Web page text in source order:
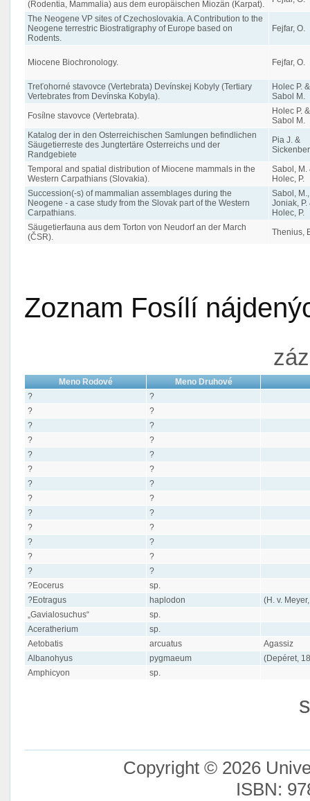
(Rodentia, Mammalia) aus dem europäischen Miozän (Karpat).
The Neogene VP sites of Czechoslovakia. A Contribution to the
Neogene terrestric Biostratigraphy of Europe based on
Rodents.
Fejfar, O.
Miocene Biochronology. Fejfar, O.
Treťohorné stavovce (Vertebrata) Devínskej Kobyly (Tertiary
Vertebrates from Devínska Kobyla).
Holec P. &
Sabol M.
Fosílne stavovce (Vertebrata).
Holec P. &
Sabol M.
Katalog der in den Osterreichischen Samlungen befindlichen
Säugetierreste des Jungtertäre Osterreichs und der
Randgebiete
Pia J. &
Temporal and spatial distribution of Miocene mammals in the
Western Carpathians (Slovakia).
Sabol, M.
Holec, P.
Succession(-s) of mammalian assemblages during the
Neogene - a case study from the Slovak part of the Western
Carpathians.
Sabol, M.,
Joniak, P.
Holec, P.
Säugetierfauna aus dem Torton von Neudorf an der March
(ČSR).
Thenius,
Zoznam Fosílí
Meno Rodové
Meno Druhové
?
?
?
?
?
?
?
?
?
?
?
?
?
?
?
?
?
?
?
?
?
?
?
?
?
?
?Eocerus
sp.
?Eotragus
haplodon
(H. v.
„Gavialosuchus“
sp.
Aceratherium
sp.
Aetobatis
arcuatus
Agassiz
Albanohyus
pygmaeum
(Depéret,
Amphicyon
sp.
Copyright © 2026
ISBN: